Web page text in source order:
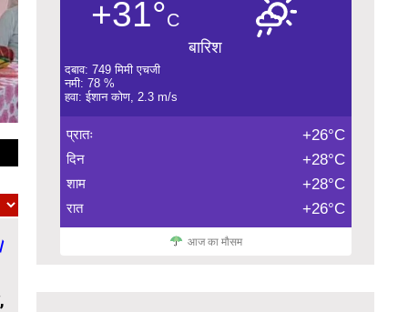
+31°C
बारिश
दबाव: 749 मिमी एचजी
नमी: 78 %
हवा: ईशान कोण, 2.3 m/s
प्रातः +26°C
दिन +28°C
शाम +28°C
रात +26°C
आज का मौसम